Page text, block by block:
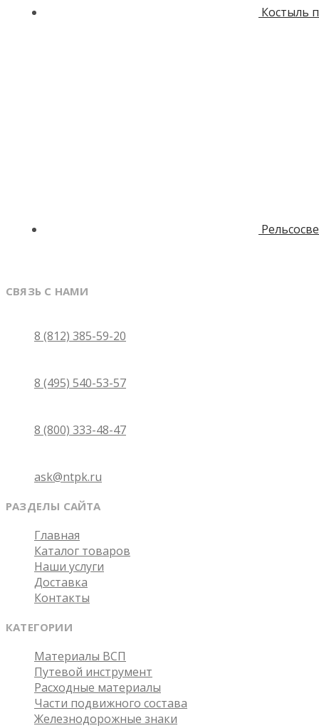
Костыль
СВЯЗЬ С НАМИ
8 (812) 385-59-20
8 (495) 540-53-57
8 (800) 333-48-47
ask@ntpk.ru
РАЗДЕЛЫ САЙТА
Главная
Каталог товаров
Наши услуги
Доставка
Контакты
КАТЕГОРИИ
Материалы ВСП
Путевой инструмент
Расходные материалы
Части подвижного состава
Железнодорожные знаки